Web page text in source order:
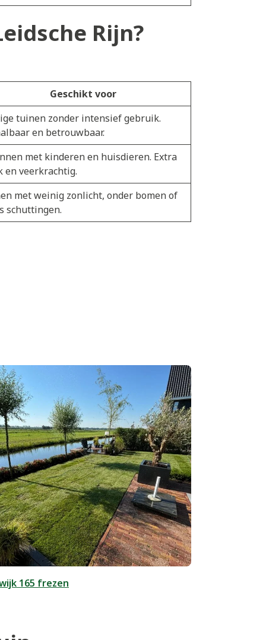
Rijn?
Geschikt voor
tuinen zonder intensief gebruik.
en betrouwbaar.
met kinderen en huisdieren. Extra
en veerkrachtig.
met weinig zonlicht, onder bomen of
schuttingen.
165 frezen